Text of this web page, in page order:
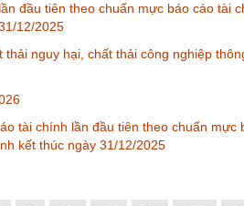
đầu tiên theo chuẩn mực báo cáo tài
12/2025
nguy hại, chất thải công nghiệp
tài chính lần đầu tiên theo chuẩn mực
kết thúc ngày 31/12/2025